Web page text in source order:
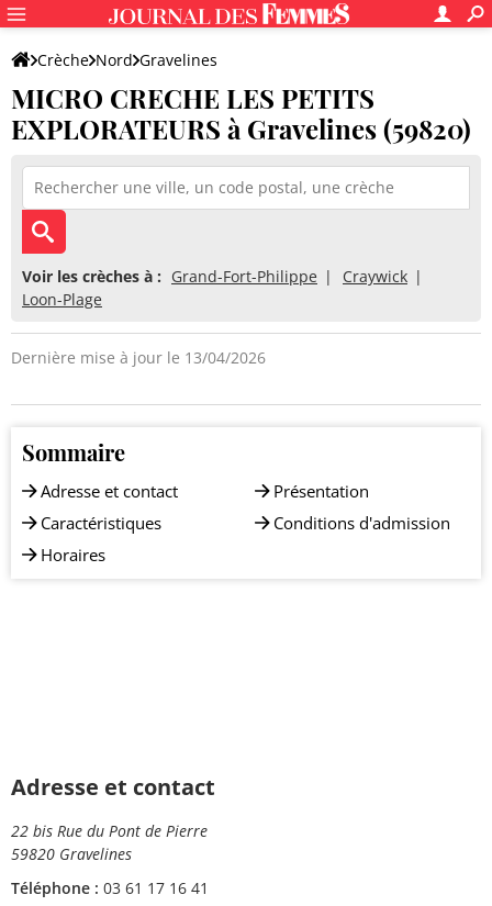
Crèche Nord Gravelines
MICRO CRECHE LES PETITS EXPLORATEURS
MICRO CRECHE LES PETITS
EXPLORATEURS à Gravelines (59820)
Voir les crèches à : Grand-Fort-Philippe
Craywick
Loon-Plage
Dernière mise à jour le 13/04/2026
Sommaire
Adresse et contact
Caractéristiques
Horaires
Présentation
Conditions d'admission
Adresse et contact
22 bis Rue du Pont de Pierre
59820 Gravelines
Téléphone : 03 61 17 16 41